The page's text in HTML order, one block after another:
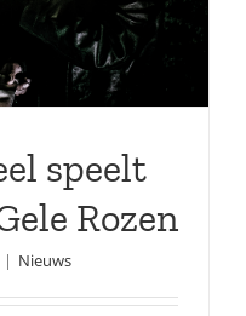
speelt
Rozen
| Nieuws